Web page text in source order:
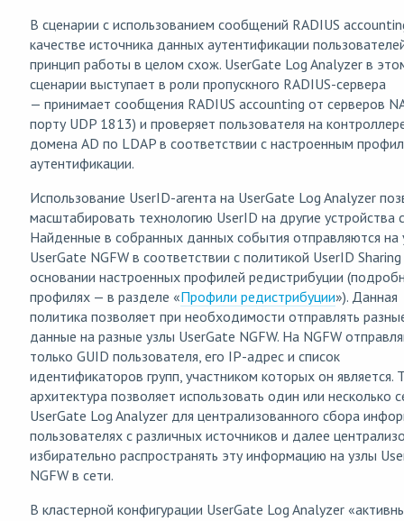
В сценарии с использованием сообщений RADIUS
качестве источника данных аутентификации
принцип работы в целом схож. UserGate Log Analyzer в
сценарии выступает в роли пропускного RADIUS-сервера
— принимает сообщения RADIUS accounting от серверов
порту UDP 1813) и проверяет пользователя на
домена AD по LDAP в соответствии с настроенным
аутентификации.
Использование UserID-агента на UserGate Log Analyzer
масштабировать технологию UserID на другие устройства
Найденные в собранных данных события отправляются на
UserGate NGFW в соответствии с политикой UserID
основании настроенных профилей редистрибуции
профилях — в разделе «Профили редистрибуции»). Данная
политика позволяет при необходимости отправлять
данные на разные узлы UserGate NGFW. На NGFW
только GUID пользователя, его IP-адрес и список
идентификаторов групп, участником которых он является.
архитектура позволяет использовать один или несколько
UserGate Log Analyzer для централизованного сбора
пользователях с различных источников и далее
избирательно распространять эту информацию на узлы
NGFW в сети.
В кластерной конфигурации UserGate Log Analyzer